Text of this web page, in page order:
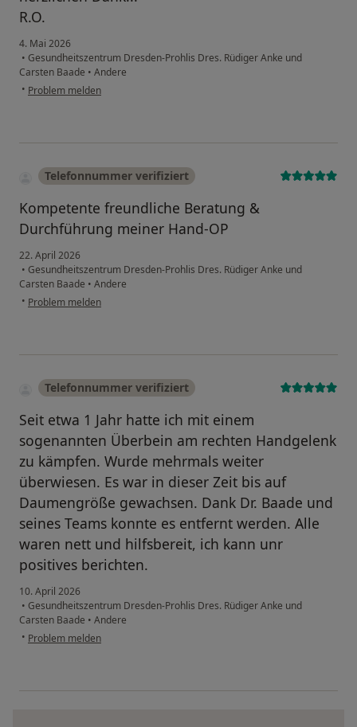
R.O.
4. Mai 2026
• Gesundheitszentrum Dresden-Prohlis Dres. Rüdiger Anke und
Carsten Baade • Andere
• Problem melden
Telefonnummer verifiziert
Kompetente freundliche Beratung &
Durchführung meiner Hand-OP
22. April 2026
• Gesundheitszentrum Dresden-Prohlis Dres. Rüdiger Anke und
Carsten Baade • Andere
• Problem melden
Telefonnummer verifiziert
Seit etwa 1 Jahr hatte ich mit einem
sogenannten Überbein am rechten Handgelenk
zu kämpfen. Wurde mehrmals weiter
überwiesen. Es war in dieser Zeit bis auf
Daumengröße gewachsen. Dank Dr. Baade und
seines Teams konnte es entfernt werden. Alle
waren nett und hilfsbereit, ich kann unr
positives berichten.
10. April 2026
• Gesundheitszentrum Dresden-Prohlis Dres. Rüdiger Anke und
Carsten Baade • Andere
• Problem melden